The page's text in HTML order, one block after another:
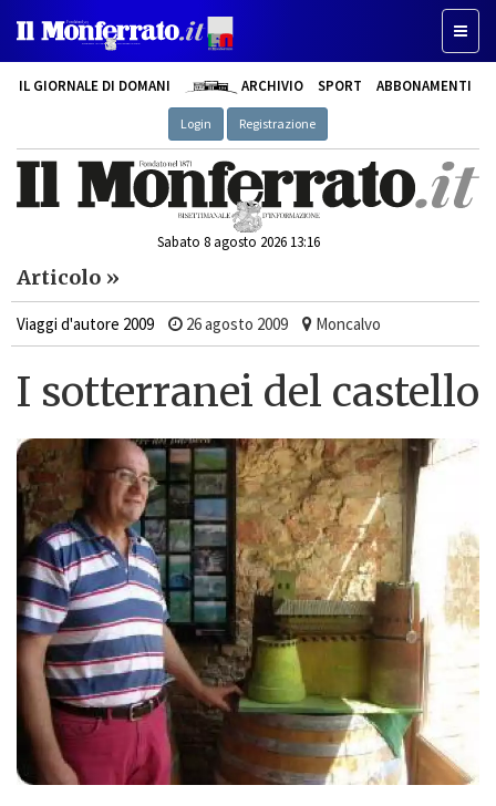
IL GIORNALE DI DOMANI ARCHIVIO SPORT ABBONAMENTI
Login Registrazione
Sabato 8 agosto 2026 13:16
Articolo »
Viaggi d'autore 2009 26 agosto 2009 Moncalvo
I sotterranei del castello